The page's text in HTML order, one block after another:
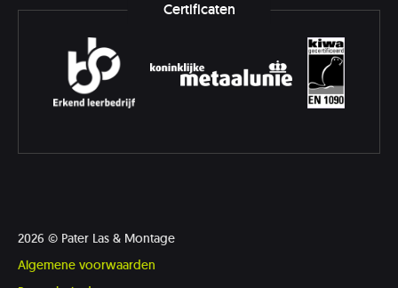
2026 © Pater Las & Montage
Algemene voorwaarden